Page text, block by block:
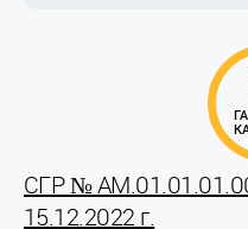
СГР №
15.12.2022 г.